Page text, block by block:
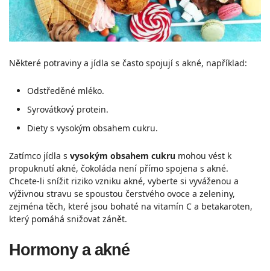
Některé potraviny a jídla se často spojují s akné, například:
Odstředěné mléko.
Syrovátkový protein.
Diety s vysokým obsahem cukru.
Zatímco jídla s vysokým obsahem cukru mohou vést k
propuknutí akné, čokoláda není přímo spojena s akné.
Chcete-li snížit riziko vzniku akné, vyberte si vyváženou a
výživnou stravu se spoustou čerstvého ovoce a zeleniny,
zejména těch, které jsou bohaté na vitamín C a betakaroten,
který pomáhá snižovat zánět.
Hormony a akné